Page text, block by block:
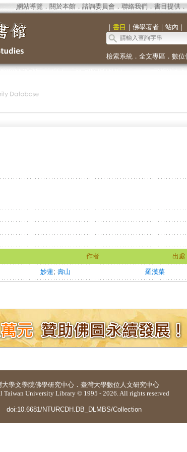
網站導覽 ． 關於本館． 諮詢委員會． 聯絡我們 ． 書目提供．
｜ 書目 ｜ 佛學著者｜ 站內 ｜
檢索系統． 全文專區 ． 數位
作者 出處
妙蓮; 壽山 羅漢菜
大學文學院佛學研究中心 ． 臺灣大學數位人文研究中心
Taiwan University Library © 1995 - 2026. All rights reserved
doi:10.6681/NTURCDH.DB_DLMBS/Collection